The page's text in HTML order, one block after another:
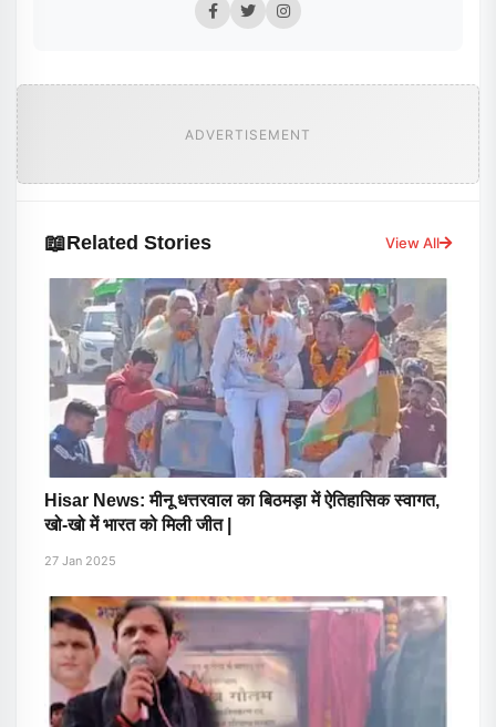
ADVERTISEMENT
📖Related Stories View All
Hisar News: मीनू धत्तरवाल का बिठमड़ा में ऐतिहासिक स्वागत,
खो-खो में भारत को मिली जीत |
27 Jan 2025